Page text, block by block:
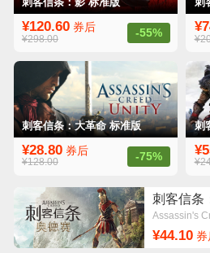
¥120.60券后
¥298.00 -55%
刺客信条：大革命 标准版
¥28.80券后
¥128.00 -75%
刺
刺客信条
Assassin's
¥44.10券